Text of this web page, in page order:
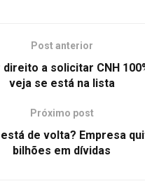
Post anterior
a solicitar CNH
veja se está na lista
Próximo post
de volta? Empresa
bilhões em dívidas